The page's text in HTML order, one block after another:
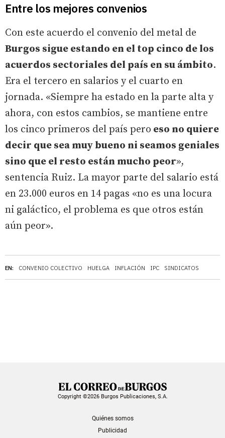
EN: CONVENIO COLECTIVO HUELGA INFLACIÓN IPC SINDICATOS
Entre los mejores convenios
Con este acuerdo el convenio del metal de
Burgos sigue estando en el top cinco de los
acuerdos sectoriales del país en su ámbito.
Era el tercero en salarios y el cuarto en
jornada. «Siempre ha estado en la parte alta y
ahora, con estos cambios, se mantiene entre
los cinco primeros del país pero eso no quiere
decir que sea muy bueno ni seamos geniales
sino que el resto están mucho peor»,
sentencia Ruiz. La mayor parte del salario está
en 23.000 euros en 14 pagas «no es una locura
ni galáctico, el problema es que otros están
aún peor».
Copyright ©2026 Burgos Publicaciones, S.A.
Quiénes somos
Publicidad